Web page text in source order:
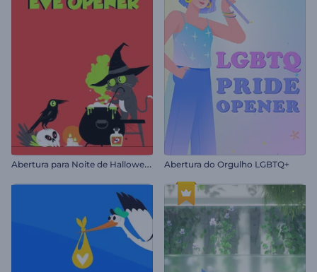
A
bertura para Noite de Halloween Abertura do Orgulho LGBTQ+